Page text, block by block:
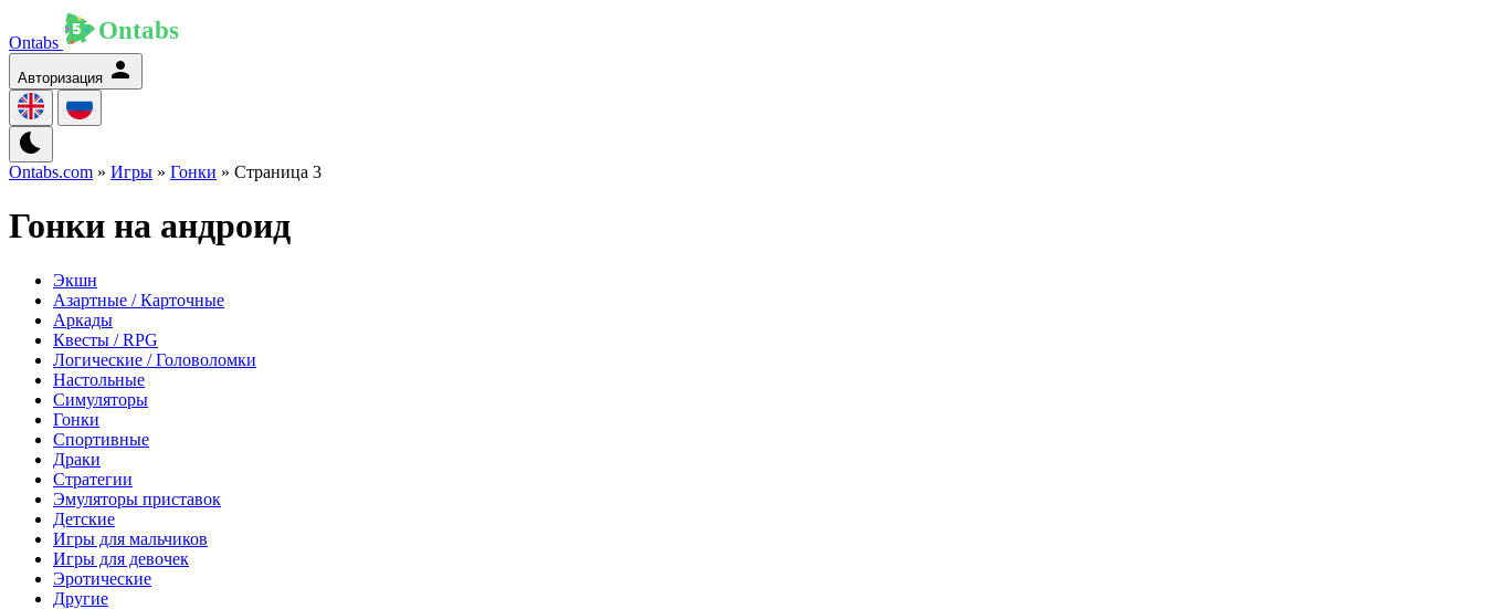
Ontabs
Авторизация
Ontabs.com » Игры » Гонки » Страница 3
Гонки на андроид
Экшн
Азартные / Карточные
Аркады
Квесты / RPG
Логические / Головоломки
Настольные
Симуляторы
Гонки
Спортивные
Драки
Стратегии
Эмуляторы приставок
Детские
Игры для мальчиков
Игры для девочек
Эротические
Другие